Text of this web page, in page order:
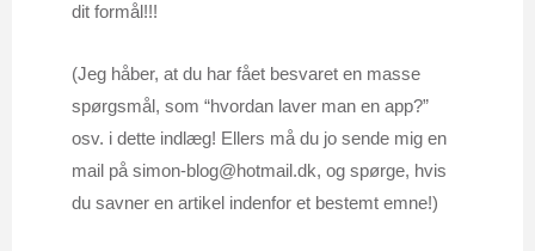
dit formål!!!
(Jeg håber, at du har fået besvaret en masse
spørgsmål, som “hvordan laver man en app?”
osv. i dette indlæg! Ellers må du jo sende mig en
mail på simon-blog@hotmail.dk, og spørge, hvis
du savner en artikel indenfor et bestemt emne!)